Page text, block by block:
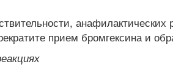
прием бромгексина и